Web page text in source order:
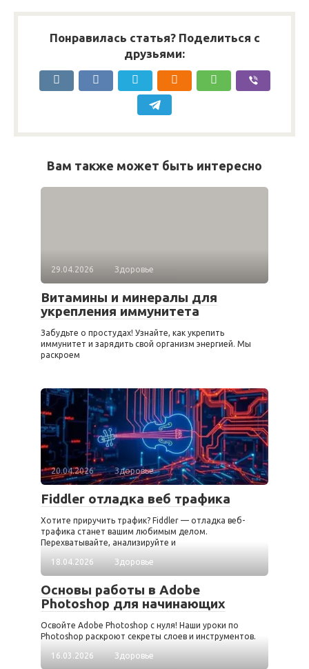
Понравилась статья? Поделиться с
друзьями:
Вам также может быть интересно
29.04.2026 Здоровье
Витамины и минералы для
укрепления иммунитета
Забудьте о простудах! Узнайте, как укрепить
иммунитет и зарядить свой организм энергией. Мы
раскроем
20.04.2026 Здоровье
Fiddler отладка веб трафика
Хотите приручить трафик? Fiddler — отладка веб-
трафика станет вашим любимым делом.
Перехватывайте, анализируйте и
18.04.2026 Здоровье
Основы работы в Adobe
Photoshop для начинающих
Освойте Adobe Photoshop с нуля! Наши уроки по
Photoshop раскроют секреты слоев и инструментов.
16.03.2026 Здоровье